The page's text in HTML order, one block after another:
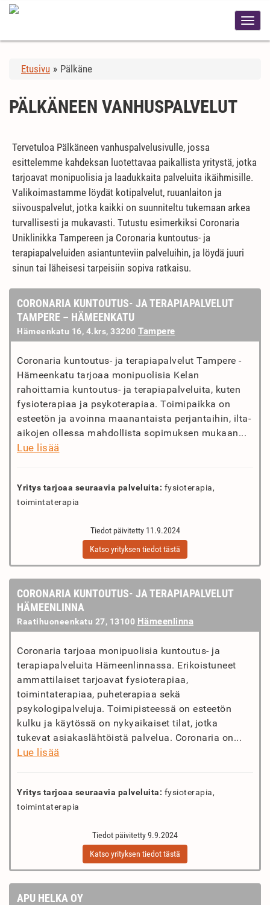
Etusivu » Pälkäne
PÄLKÄNEEN VANHUSPALVELUT
Tervetuloa Pälkäneen vanhuspalvelusivulle, jossa
esittelemme kahdeksan luotettavaa paikallista yritystä, jotka
tarjoavat monipuolisia ja laadukkaita palveluita ikäihmisille.
Valikoimastamme löydät kotipalvelut, ruuanlaiton ja
siivouspalvelut, jotka kaikki on suunniteltu tukemaan arkea
turvallisesti ja mukavasti. Tutustu esimerkiksi Coronaria
Uniklinikka Tampereen ja Coronaria kuntoutus- ja
terapiapalveluiden asiantunteviin palveluihin, ja löydä juuri
sinun tai läheisesi tarpeisiin sopiva ratkaisu.
CORONARIA KUNTOUTUS- JA TERAPIAPALVELUT
TAMPERE – HÄMEENKATU
Hämeenkatu 16, 4.krs, 33200 Tampere
Coronaria kuntoutus- ja terapiapalvelut Tampere -
Hämeenkatu tarjoaa monipuolisia Kelan
rahoittamia kuntoutus- ja terapiapalveluita, kuten
fysioterapiaa ja psykoterapiaa. Toimipaikka on
esteetön ja avoinna maanantaista perjantaihin, ilta-
aikojen ollessa mahdollista sopimuksen mukaan...
Lue lisää
Yritys tarjoaa seuraavia palveluita: fysioterapia,
toimintaterapia
Tiedot päivitetty 11.9.2024
Katso yrityksen tiedot tästä
CORONARIA KUNTOUTUS- JA TERAPIAPALVELUT
HÄMEENLINNA
Raatihuoneenkatu 27, 13100 Hämeenlinna
Coronaria tarjoaa monipuolisia kuntoutus- ja
terapiapalveluita Hämeenlinnassa. Erikoistuneet
ammattilaiset tarjoavat fysioterapiaa,
toimintaterapiaa, puheterapiaa sekä
psykologipalveluja. Toimipisteessä on esteetön
kulku ja käytössä on nykyaikaiset tilat, jotka
tukevat asiakaslähtöistä palvelua. Coronaria on...
Lue lisää
Yritys tarjoaa seuraavia palveluita: fysioterapia,
toimintaterapia
Tiedot päivitetty 9.9.2024
Katso yrityksen tiedot tästä
APU HELKA OY